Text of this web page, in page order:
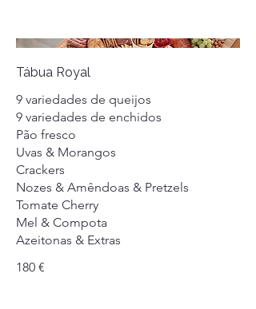
Tábua Royal
9 variedades de queijos
9 variedades de enchidos
Pão fresco
Uvas & Morangos
Crackers
Nozes & Amêndoas & Pretzels
Tomate Cherry
Mel & Compota
Azeitonas & Extras
180 €